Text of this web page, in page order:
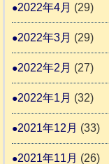
2022年4月 (29)
2022年3月 (29)
2022年2月 (27)
2022年1月 (32)
2021年12月 (33)
2021年11月 (26)